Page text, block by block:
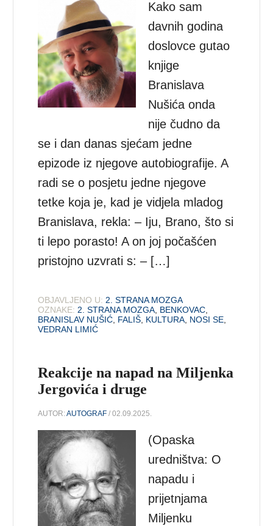
Kako sam
davnih godina
doslovce gutao
knjige
Branislava
Nušića onda
nije čudno da
se i dan danas sjećam jedne
epizode iz njegove autobiografije. A
radi se o posjetu jedne njegove
tetke koja je, kad je vidjela mladog
Branislava, rekla: – Iju, Brano, što si
ti lepo porasto! A on joj počašćen
pristojno uzvrati s: – […]
OBJAVLJENO U: 2. STRANA MOZGA
OZNAKE: 2. STRANA MOZGA BENKOVAC
BRANISLAV NUŠIĆ FALIŠ KULTURA NOSI SE
VEDRAN LIMIĆ
Reakcije na napad na Miljenka
Jergovića i druge
AUTOR:AUTOGRAF / 02.09.2025.
(Opaska
uredništva: O
napadu i
prijetnjama
Miljenku